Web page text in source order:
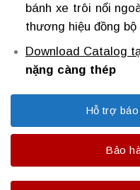
bánh xe trôi nổi
thương hiệu đồng
Download Catalog
nặng càng thép
Hỗ trợ
Bảo